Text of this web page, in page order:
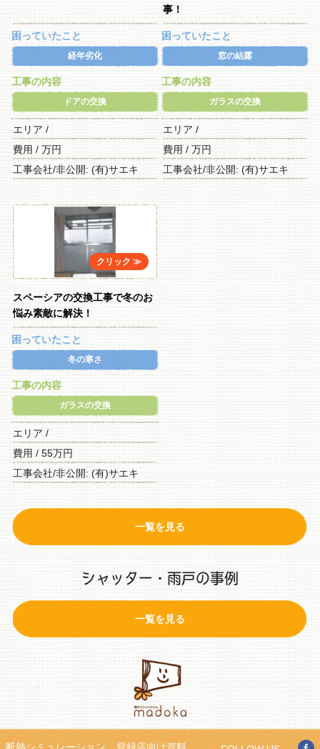
困っていたこと
経年劣化
工事の内容
ドアの交換
エリア /
費用 / 万円
工事会社/非公開: (有)サエキ
事！
困っていたこと
窓の結露
工事の内容
ガラスの交換
エリア /
費用 / 万円
工事会社/非公開: (有)サエキ
スペーシアの交換工事で冬のお
悩み素敵に解決！
困っていたこと
冬の寒さ
工事の内容
ガラスの交換
エリア /
費用 / 55万円
工事会社/非公開: (有)サエキ
一覧を見る
シャッター・雨戸の事例
一覧を見る
断熱シミュレーション 登録店向け資料